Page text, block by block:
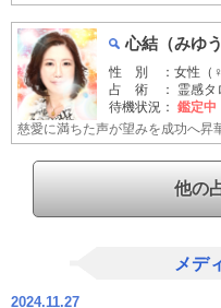
心結（みゆ
性 別 ：女性（♀
占 術 ： 霊感タ
待機状況： 鑑定中
慈愛に満ちた声が望みを成功へ昇
他の
メデ
2024.11.27